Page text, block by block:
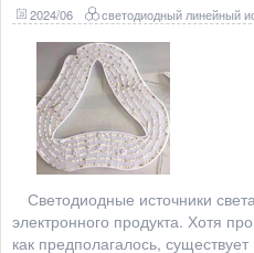
2024/06 светодиодный линейный
Светодиодные источники
электронного продукта. Хотя
как предполагалось,